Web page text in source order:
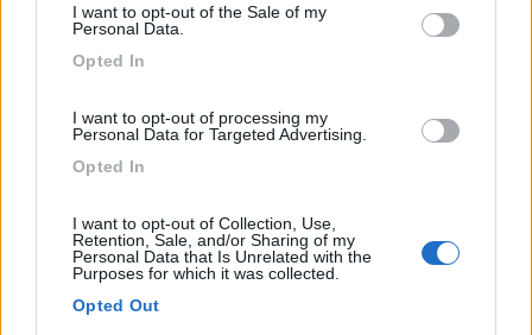
I want to opt-out of the Sale of my
Personal Data.
Opted In
I want to opt-out of processing my
Personal Data for Targeted Advertising.
Opted In
I want to opt-out of Collection, Use,
Retention, Sale, and/or Sharing of my
Personal Data that Is Unrelated with the
Purposes for which it was collected.
Opted Out
Area di sosta (PS)
5,3 13
Servizi / Posizione